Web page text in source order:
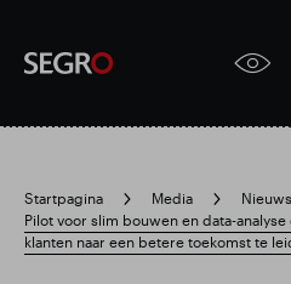
Search
for
Startpagina Media Nieuws
Pilot voor slim bouwen en data-analyse
klanten naar een betere toekomst te